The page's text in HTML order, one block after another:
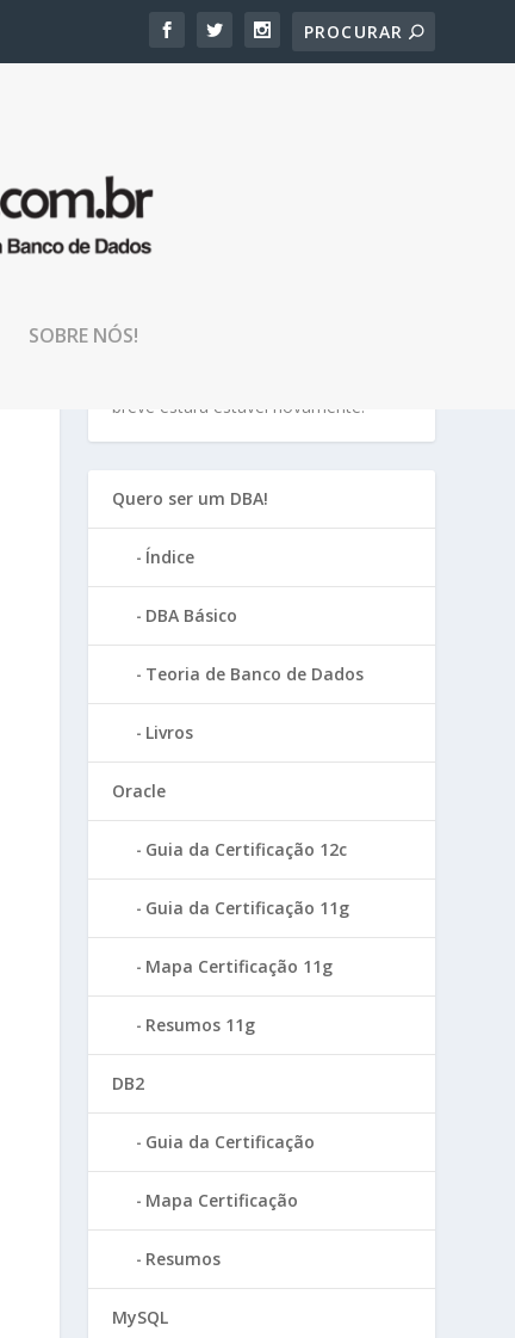
SOBRE NÓS!TENHA PACIÊNCIA!
breve estará estável novamente!
Quero ser um DBA!
Índice
DBA Básico
Teoria de Banco de Dados
Livros
Oracle
Guia da Certificação 12c
Guia da Certificação 11g
Mapa Certificação 11g
Resumos 11g
DB2
Guia da Certificação
Mapa Certificação
Resumos
MySQL